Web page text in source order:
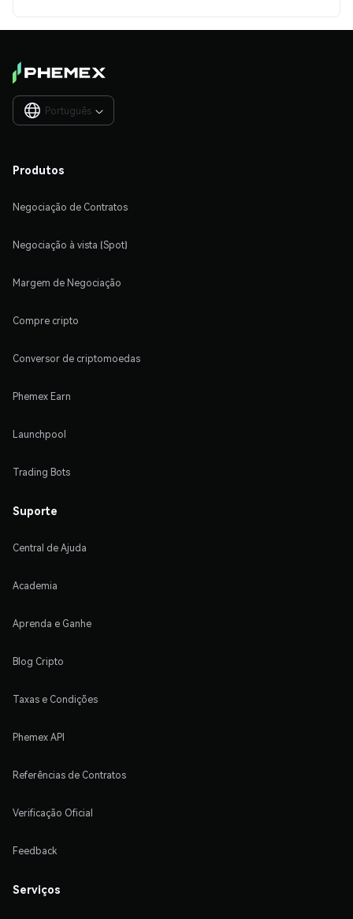
Português 
Produtos
Negociação de Contratos
Negociação à vista (Spot)
Margem de Negociação
Compre cripto
Conversor de criptomoedas
Phemex Earn
Launchpool
Trading Bots
Suporte
Central de Ajuda
Academia
Aprenda e Ganhe
Blog Cripto
Taxas e Condições
Phemex API
Referências de Contratos
Verificação Oficial
Feedback
Serviços